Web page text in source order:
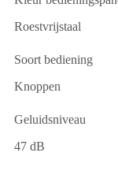
Roestvrijstaal
Soort bediening
Knoppen
Geluidsniveau
47 dB